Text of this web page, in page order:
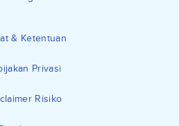
& Ketentuan
Privasi
Risiko